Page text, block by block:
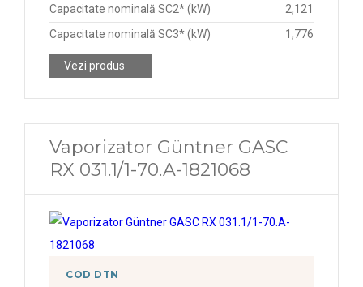
Capacitate nominală SC2* (kW)
2,121
Capacitate nominală SC3* (kW)
1,776
Vezi produs
Vaporizator Güntner GASC
RX 031.1/1-70.A-1821068
COD DTN